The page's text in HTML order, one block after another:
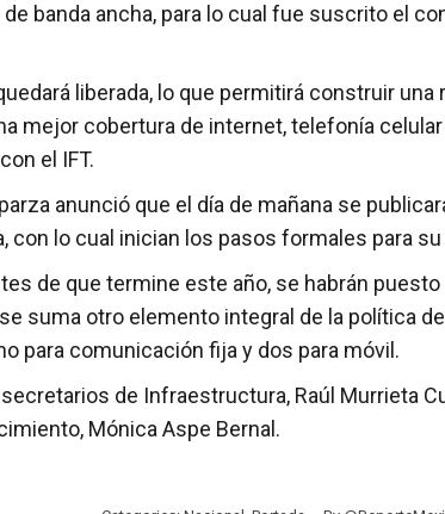
banda ancha, para lo cual fue suscrito el
liberada, lo que permitirá construir
mejor cobertura de internet, telefonía
el IFT.
anunció que el día de mañana se
con lo cual inician los pasos formales para
de que termine este año, se habrán
suma otro elemento integral de la política
para comunicación fija y dos para móvil.
de Infraestructura, Raúl Murrieta
Mónica Aspe Bernal.